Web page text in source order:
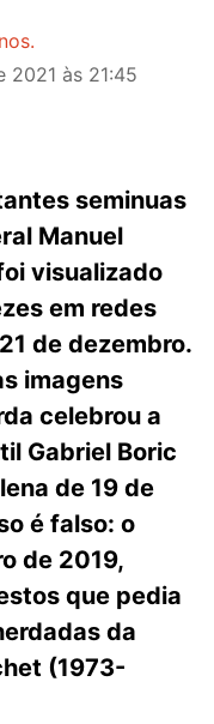
2021 às 21:45
seminuas
Manuel
visualizado
em redes
de dezembro.
imagens
celebrou a
Gabriel Boric
de 19 de
é falso: o
de 2019,
que pedia
da
(1973-